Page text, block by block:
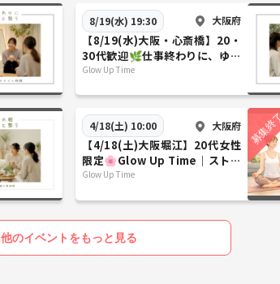
8/19(水) 19:30 大阪府
【8/19(水)大阪・心斎橋】20・
30代歓迎🌿仕事終わりに、ゆる
っと整う美容と健康のナイト時
Glow Up Time
4/18(土) 10:00 大阪府
【4/18(土)大阪堀江】20代女性
限定🌸Glow Up Time｜ストレ
ッチ×美容と健康講座！🌸
Glow Up Time
他のイベントをもっと見る